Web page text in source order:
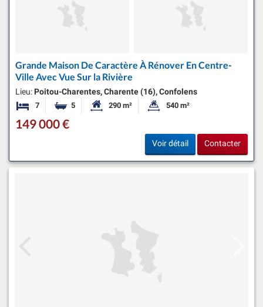
Grande Maison De Caractère À Rénover En Centre-
Ville Avec Vue Sur la Rivière
Lieu: Poitou-Charentes, Charente (16), Confolens
7 Chambres
5 Salles de bainsSurface habitable:
290 m² Superficie du terrain:
540 m²
149 000 €
Voir détail Contacter